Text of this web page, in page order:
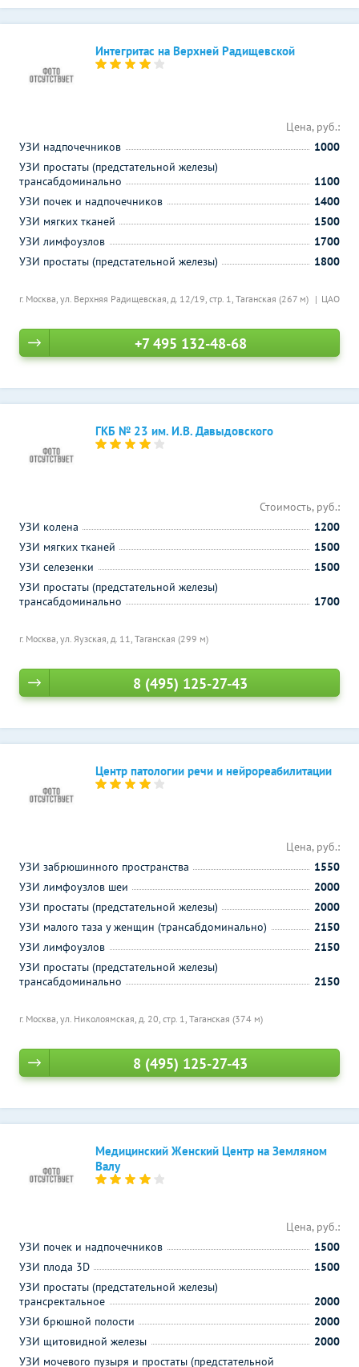
Интегритас на Верхней Радищевской
г. Москва, ул. Верхняя Радищевская, д. 12/19, стр. 1, Таганская (267 м) ЦАО
Цена, руб.:
УЗИ надпочечников
1000
УЗИ простаты (предстательной железы)
трансабдоминально
1100
УЗИ почек и надпочечников
1400
УЗИ мягких тканей
1500
УЗИ лимфоузлов
1700
УЗИ простаты (предстательной железы)
1800
+7 495 132-48-68
ГКБ № 23 им. И.В. Давыдовского
г. Москва, ул. Яузская, д. 11, Таганская (299 м)
Стоимость, руб.:
УЗИ колена
1200
УЗИ мягких тканей
1500
УЗИ селезенки
1500
УЗИ простаты (предстательной железы)
трансабдоминально
1700
8 (495) 125-27-43
Центр патологии речи и нейрореабилитации
г. Москва, ул. Николоямская, д. 20, стр. 1, Таганская (374 м)
Цена, руб.:
УЗИ забрюшинного пространства
1550
УЗИ лимфоузлов шеи
2000
УЗИ простаты (предстательной железы)
2000
УЗИ малого таза у женщин (трансабдоминально)
2150
УЗИ лимфоузлов
2150
УЗИ простаты (предстательной железы)
трансабдоминально
2150
8 (495) 125-27-43
Медицинский Женский Центр на Земляном
Валу
Цена, руб.:
УЗИ почек и надпочечников
1500
УЗИ плода 3D
1500
УЗИ простаты (предстательной железы)
трансректальное
2000
УЗИ брюшной полости
2000
УЗИ щитовидной железы
2000
УЗИ мочевого пузыря и простаты (предстательной